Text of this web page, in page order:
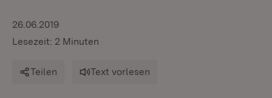
26.06.2019
Lesezeit: 2 Minuten
Teilen Text vorlesen